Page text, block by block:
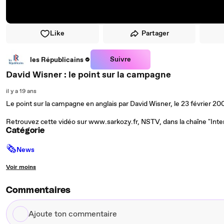
Like Partager
les Républicains Suivre
David Wisner : le point sur la campagne
il y a 19 ans
Le point sur la campagne en anglais par David Wisner, le 23 février
Retrouvez cette vidéo sur www.sarkozy.fr, NSTV, dans la chaîne
Catégorie
🗞News
Voir moins
Commentaires
Ajoute